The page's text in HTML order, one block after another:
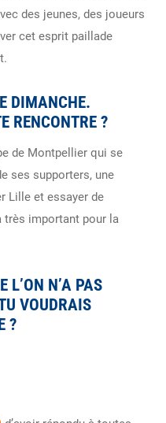
des jeunes, des joueurs
cet esprit paillade
DIMANCHE.
RENCONTRE ?
de Montpellier qui se
ses supporters, une
Lille et essayer de
très important pour la
L’ON N’A PAS
VOUDRAIS
?